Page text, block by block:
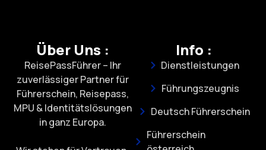
Über Uns :
ReisePassFührer – Ihr
zuverlässiger Partner für
Führerschein, Reisepass,
MPU & Identitätslösungen
in ganz Europa.
Info :
Dienstleistungen
Führungszeugnis
Deutsch Führerschein
Führerschein